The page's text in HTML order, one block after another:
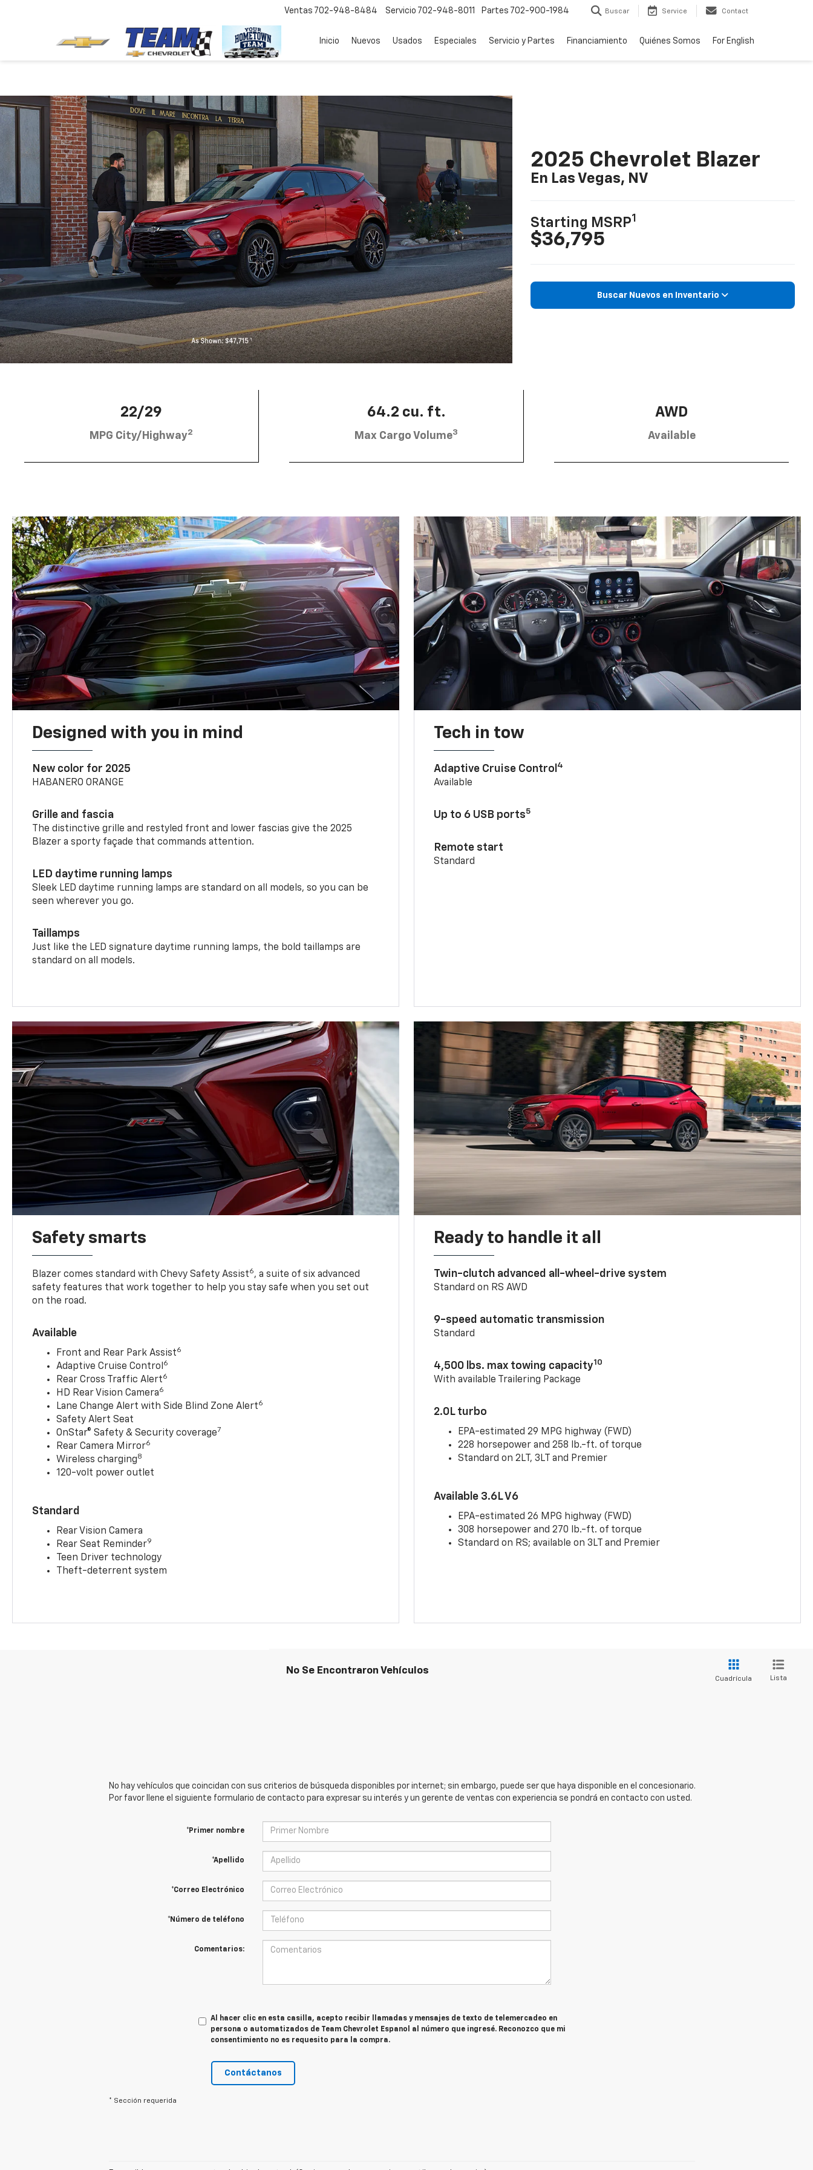
Ventas 702-948-8484 Servicio 702-948-8011 Partes 702-900-1984 Buscar Service Contact
Inicio Nuevos Usados Especiales Servicio y Partes Financiamiento Quiénes Somos For English
2025 Chevrolet Blazer
En Las Vegas, NV
Starting MSRP1
$36,795
Buscar Nuevos en Inventario
22/29
MPG City/Highway2
64.2 cu. ft.
Max Cargo Volume3
AWD
Available
Designed with you in mind
New color for 2025
HABANERO ORANGE
Grille and fascia
The distinctive grille and restyled front and lower fascias give the 2025
Blazer a sporty façade that commands attention.
LED daytime running lamps
Sleek LED daytime running lamps are standard on all models, so you can be
seen wherever you go.
Taillamps
Just like the LED signature daytime running lamps, the bold taillamps are
standard on all models.
Tech in tow
Adaptive Cruise Control 4
Available
Up to 6 USB ports5
Remote start
Standard
Safety smarts
Blazer comes standard with Chevy Safety Assist6, a suite of six advanced
safety features that work together to help you stay safe when you set out
on the road.
Available
Front and Rear Park Assist6
Adaptive Cruise Control 6
Rear Cross Traffic Alert6
HD Rear Vision Camera6
Lane Change Alert with Side Blind Zone Alert6
Safety Alert Seat
OnStar® Safety & Security coverage7
Rear Camera Mirror6
Wireless charging8
120-volt power outlet
Standard
Rear Vision Camera
Rear Seat Reminder9
Teen Driver technology
Theft-deterrent system
Ready to handle it all
Twin-clutch advanced all-wheel-drive system
Standard on RS AWD
9-speed automatic transmission
Standard
4,500 lbs. max towing capacity10
With available Trailering Package
2.0L turbo
EPA-estimated 29 MPG highway (FWD)
228 horsepower and 258 lb.-ft. of torque
Standard on 2LT, 3LT and Premier
Available 3.6L V6
EPA-estimated 26 MPG highway (FWD)
308 horsepower and 270 lb.-ft. of torque
Standard on RS; available on 3LT and Premier
No Se Encontraron Vehículos
Cuadrícula Lista
No hay vehículos que coincidan con sus criterios de búsqueda disponibles por internet; sin embargo, puede ser que haya disponible en el concesionario.
Por favor llene el siguiente formulario de contacto para expresar su interés y un gerente de ventas con experiencia se pondrá en contacto con usted.
*Primer nombre
*Apellido
*Correo Electrónico
*Número de teléfono
Comentarios:
Al hacer clic en esta casilla, acepto recibir llamadas y mensajes de texto de telemercadeo en
persona o automatizados de Team Chevrolet Espanol al número que ingresé. Reconozco que mi
consentimiento no es requesito para la compra.
Contáctanos
* Sección requerida